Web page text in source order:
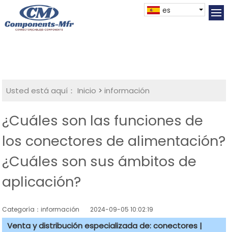
es
Usted está aquí： Inicio >información
¿Cuáles son las funciones de
los conectores de alimentación?
¿Cuáles son sus ámbitos de
aplicación?
Categoría：información 2024-09-05 10:02:19
Venta y distribución especializada de: conectores |